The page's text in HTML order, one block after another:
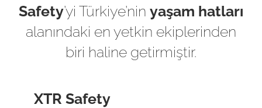
Safety’yi Türkiye’nin yaşam hatları
alanındaki en yetkin ekiplerinden
biri haline getirmiştir.
XTR Safety